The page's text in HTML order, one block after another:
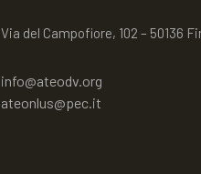
Via del Campofiore, 102 – 50136
info@ateodv.org
ateonlus@pec.it